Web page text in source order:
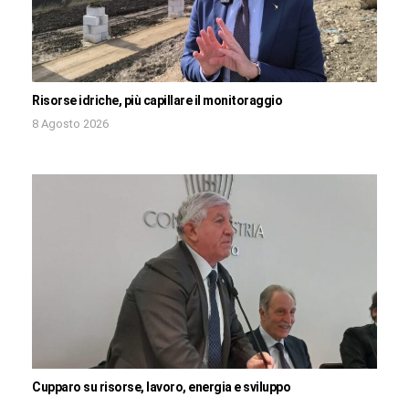
Risorse idriche, più capillare il monitoraggio
8 Agosto 2026
Cupparo su risorse, lavoro, energia e sviluppo